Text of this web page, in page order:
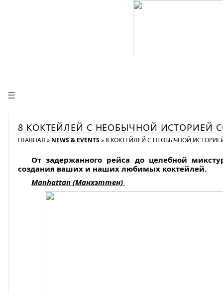
☰
8 КОКТЕЙЛЕЙ С НЕОБЫЧНОЙ ИСТОРИЕЙ
ГЛАВНАЯ » NEWS & EVENTS »8 КОКТЕЙЛЕЙ С НЕОБЫЧНОЙ
От задержанного рейса до целебной
создания ваших и наших любимых коктейлей.
Manhattan (Манхэттен)